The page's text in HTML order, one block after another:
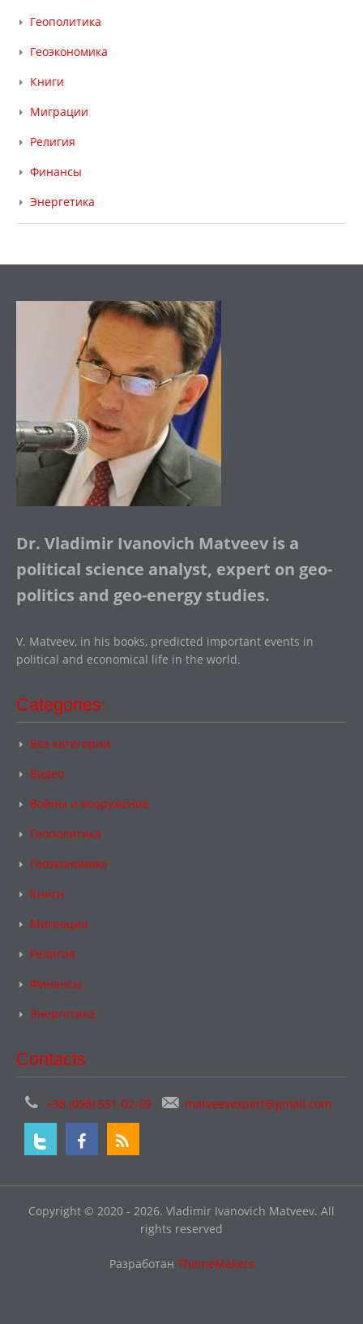
Геополитика
Геоэкономика
Книги
Миграции
Религия
Финансы
Энергетика
Dr. Vladimir Ivanovich Matveev is a
political science analyst, expert on geo-
politics and geo-energy studies.
V. Matveev, in his books, predicted important events in
political and economical life in the world.
Categories:
Без категории
Видео
Войны и вооружение
Геополитика
Геоэкономика
Книги
Миграции
Религия
Финансы
Энергетика
Contacts
+38 (098) 551-02-69 matveevexpert@gmail.com
Copyright © 2020 - 2026. Vladimir Ivanovich Matveev. All
rights reserved
Разработан ThemeMakers